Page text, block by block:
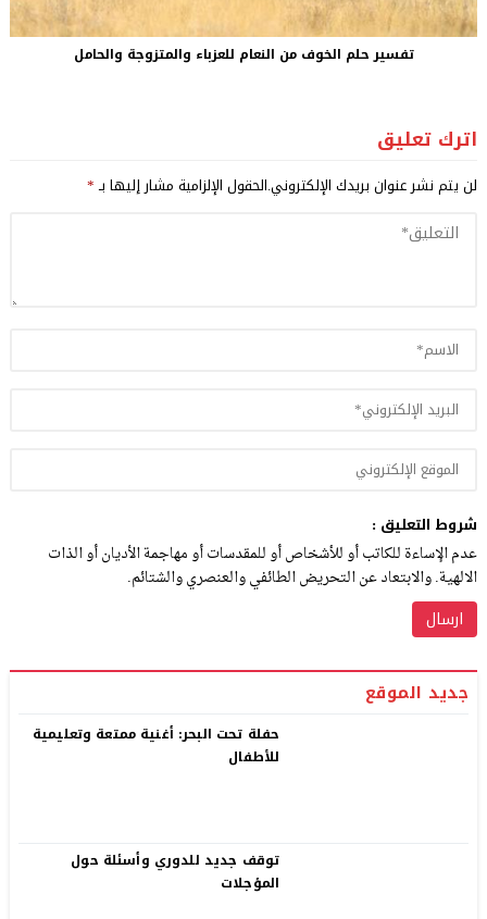
تفسير حلم الخوف من النعام للعزباء والمتزوجة والحامل
اترك تعليق
لن يتم نشر عنوان بريدك الإلكتروني.الحقول الإلزامية مشار إليها بـ*
شروط التعليق :
عدم الإساءة للكاتب أو للأشخاص أو للمقدسات أو مهاجمة الأديان أو الذات
الالهية. والابتعاد عن التحريض الطائفي والعنصري والشتائم.
جديد الموقع
حفلة تحت البحر: أغنية ممتعة وتعليمية
للأطفال
توقف جديد للدوري وأسئلة حول
المؤجلات